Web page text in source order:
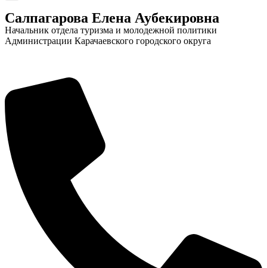
Салпагарова Елена Аубекировна
Начальник отдела туризма и молодежной политики
Администрации Карачаевского городского округа